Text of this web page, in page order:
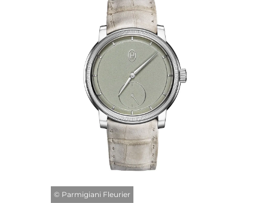
© Parmigiani Fleurier